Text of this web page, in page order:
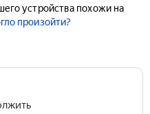
устройства похожи на
произойти?